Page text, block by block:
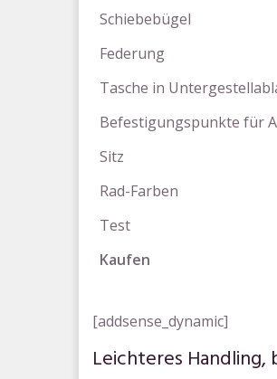
Schiebebügel
Federung
Tasche in
Befestigungspunkte für
Sitz
Rad-Farben
Test
Kaufen
[addsense_dynamic]
Leichteres Handling,